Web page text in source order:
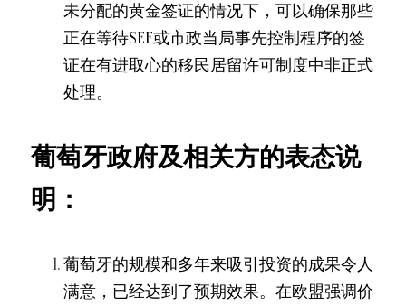
未分配的黄金签证的情况下，可以确保那些
正在等待SEF或市政当局事先控制程序的签
证在有进取心的移民居留许可制度中非正式
处理。
葡萄牙政府及相关方的表态说
明：
葡萄牙的规模和多年来吸引投资的成果令人
满意，已经达到了预期效果。在欧盟强调价